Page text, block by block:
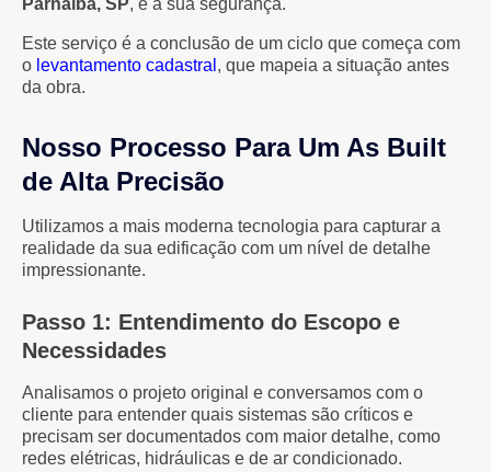
Este serviço é a conclusão de um ciclo que começa com
o levantamento cadastral , que mapeia a situação antes
da obra.
Nosso Processo Para Um As Built
de Alta Precisão
Utilizamos a mais moderna tecnologia para capturar a
realidade da sua edificação com um nível de detalhe
impressionante.
Passo 1: Entendimento do Escopo e
Necessidades
Analisamos o projeto original e conversamos com o
cliente para entender quais sistemas são críticos e
precisam ser documentados com maior detalhe, como
redes elétricas, hidráulicas e de ar condicionado.